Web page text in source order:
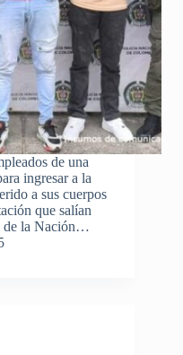
de una
ingresar a la
a sus cuerpos
que salían
de la Nación…